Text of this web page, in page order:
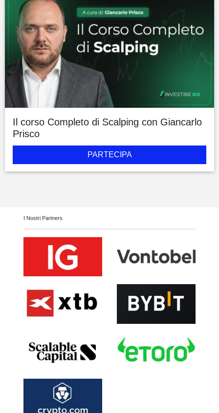
Il corso Completo di Scalping con Giancarlo
Prisco
PARTECIPA
I Nostri Partners